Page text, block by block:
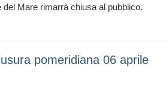
Mare rimarrà chiusa al pubblico.
pomeridiana 06 aprile